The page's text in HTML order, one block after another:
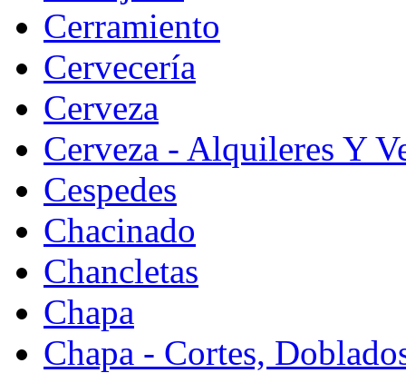
Cerramiento
Cervecería
Cerveza
Cerveza - Alquileres Y
Cespedes
Chacinado
Chancletas
Chapa
Chapa - Cortes,